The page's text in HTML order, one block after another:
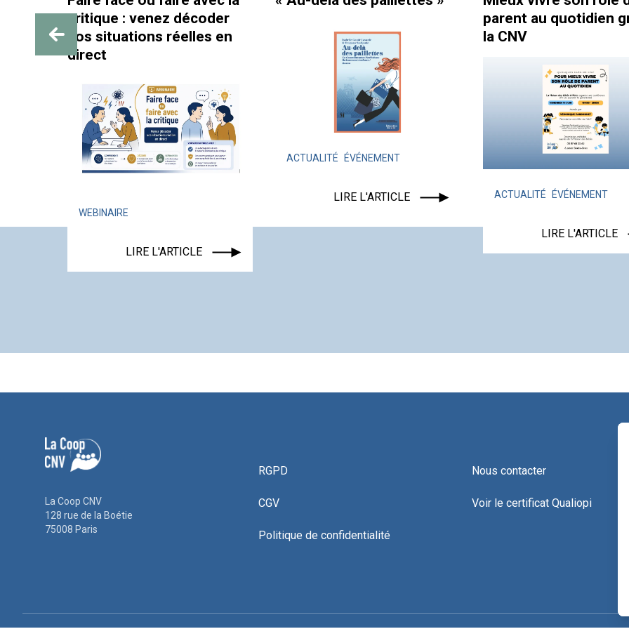
ACTUALITÉ ÉVÉNEMENT
ACTUALITÉ ÉVÉNEMENT
équipe ?
LA COOP CNV
LIRE L'ARTICLE
La Coop CNV
128 rue de la Boétie
75008 Paris
RGPD
CGV
Politique de confidentialité
Nous contacter
Voir le certificat Qualiopi